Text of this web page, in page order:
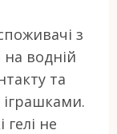
з
водній
та
не